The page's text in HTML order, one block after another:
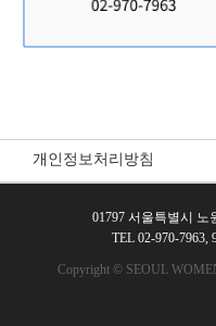
개인정보처리방침
01797 서울특별시 노
TEL 02-970-7963,
Copyright © SEOUL